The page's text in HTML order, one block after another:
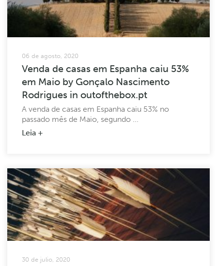
06 de agosto, 2020
Venda de casas em Espanha caiu 53%
em Maio by Gonçalo Nascimento
Rodrigues in outofthebox.pt
A venda de casas em Espanha caiu 53% no
passado mês de Maio, segundo ...
Leia +
30 de julio, 2020